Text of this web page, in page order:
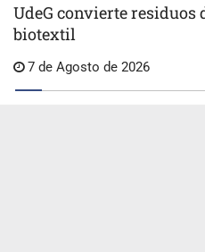
UdeG convierte residuos
biotextil
7 de Agosto de 2026